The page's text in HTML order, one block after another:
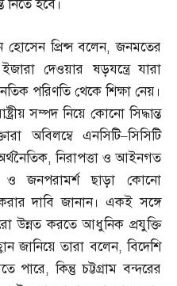
নিতে হবে।
হোসেন প্রিন্স বলেন,জনমতের
দেওয়ার ষড়যন্ত্রে যারা
পরিণতি থেকে শিক্ষা নেয়।
সম্পদ নিয়ে কোনো সিদ্ধান্ত
অবিলম্বে এনসিটি–সিসিটি
,নিরাপত্তা ও আইনগত
জনপরামর্শ ছাড়া কোনো
দাবি জানান। একই সঙ্গে
উন্নত করতে আধুনিক প্রযুক্তি
জানিয়ে তারা বলেন,বিদেশি
পারে,কিন্তু চট্টগ্রাম বন্দরের